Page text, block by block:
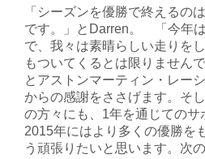
「シーズンを優勝で終えるの
です。」とDarren。 「今年
で、我々は素晴らしい走りを
もついてくるとは限りません
とアストンマーティン・レー
からの感謝をささげます。そ
の方々にも、1年を通じてのサ
2015年にはより多くの優勝を
う頑張りたいと思います。次